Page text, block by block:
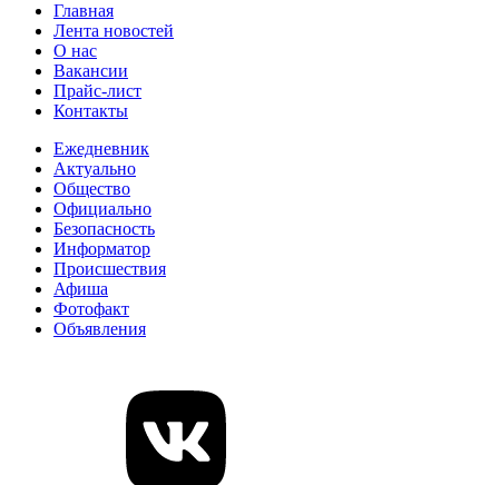
Главная
Лента новостей
О нас
Вакансии
Прайс-лист
Контакты
Ежедневник
Актуально
Общество
Официально
Безопасность
Информатор
Происшествия
Афиша
Фотофакт
Объявления